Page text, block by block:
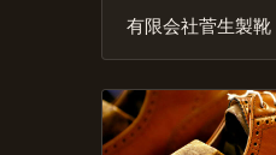
有限会社菅生製靴